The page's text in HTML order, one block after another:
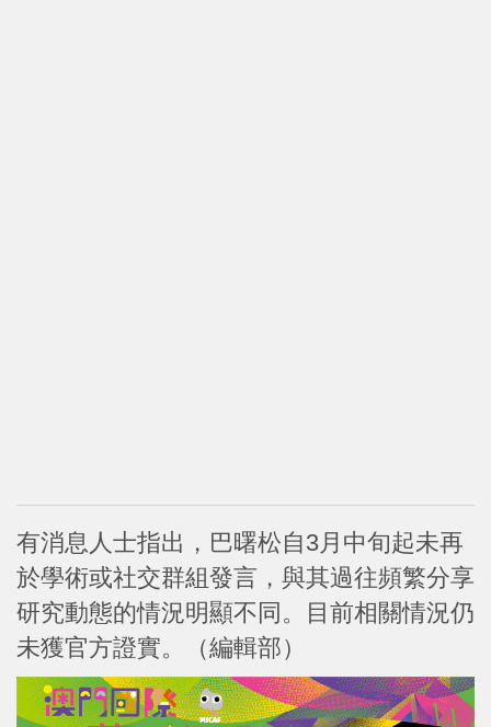
有消息人士指出，巴曙松自3月中旬起未再
於學術或社交群組發言，與其過往頻繁分享
研究動態的情況明顯不同。目前相關情況仍
未獲官方證實。（編輯部）